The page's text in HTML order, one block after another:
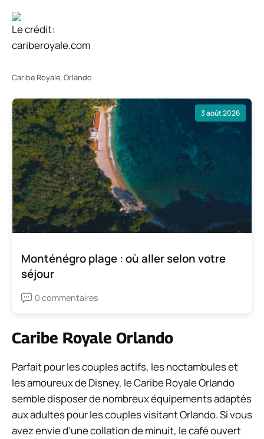
Le crédit:
cariberoyale.com
Caribe Royale, Orlando
3 août 2026
Monténégro plage : où aller selon votre
séjour
0 commentaires
Caribe Royale Orlando
Parfait pour les couples actifs, les noctambules et
les amoureux de Disney, le Caribe Royale Orlando
semble disposer de nombreux équipements adaptés
aux adultes pour les couples visitant Orlando. Si vous
avez envie d’une collation de minuit, le café ouvert